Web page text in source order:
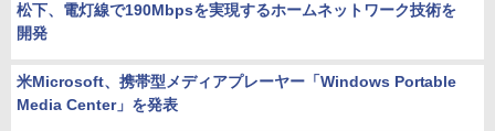
松下、電灯線で190Mbpsを実現するホームネットワーク技術を
開発
米Microsoft、携帯型メディアプレーヤー「Windows Portable
Media Center」を発表